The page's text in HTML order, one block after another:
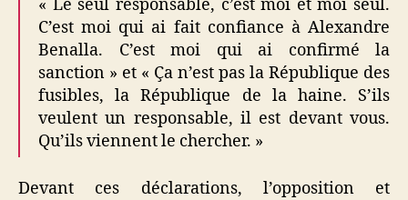
« Le seul responsable, c’est moi et moi seul.
C’est moi qui ai fait confiance à Alexandre
Benalla. C’est moi qui ai confirmé la
sanction » et « Ça n’est pas la République des
fusibles, la République de la haine. S’ils
veulent un responsable, il est devant vous.
Qu’ils viennent le chercher. »
Devant ces déclarations, l’opposition et